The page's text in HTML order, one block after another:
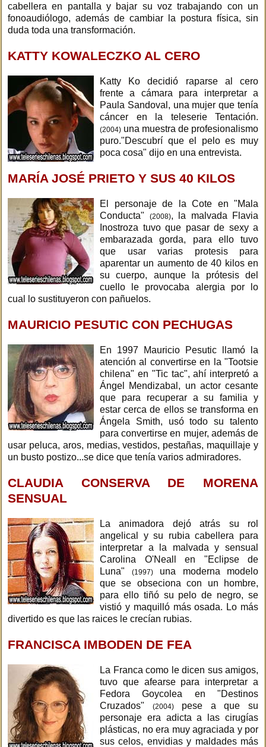
cabellera en pantalla y bajar su voz trabajando con un
fonoaudiólogo, además de cambiar la postura física, sin
duda toda una transformación.
KATTY KOWALECZKO AL CERO
Katty Ko decidió raparse al cero
frente a cámara para interpretar a
Paula Sandoval, una mujer que tenía
cáncer en la teleserie Tentación.
(2004) una muestra de profesionalismo
puro."Descubrí que el pelo es muy
poca cosa" dijo en una entrevista.
MARÍA JOSÉ PRIETO Y SUS 40 KILOS
El personaje de la Cote en "Mala
Conducta"
(2008), la malvada Flavia
Inostroza tuvo que pasar de sexy a
embarazada gorda, para ello tuvo
que usar varias protesis para
aparentar un aumento de 40 kilos en
su cuerpo, aunque la prótesis del
cuello le provocaba alergia por lo
cual lo sustituyeron con pañuelos.
MAURICIO PESUTIC CON PECHUGAS
En 1997 Mauricio Pesutic llamó la
atención al convertirse en la "Tootsie
chilena" en "Tic tac", ahí interpretó a
Ángel Mendizabal, un actor cesante
que para recuperar a su familia y
estar cerca de ellos se transforma en
Ángela Smith, usó todo su talento
para convertirse en mujer, además de
usar peluca, aros, medias, vestidos, pestañas, maquillaje y
un busto postizo...se dice que tenía varios admiradores.
CLAUDIA CONSERVA DE MORENA
SENSUAL
La animadora dejó atrás su rol
angelical y su rubia cabellera para
interpretar a la malvada y sensual
Carolina O'Neall en "Eclipse de
Luna"
(1997)una moderna modelo
que se obseciona con un hombre,
para ello tiñó su pelo de negro, se
vistió y maquilló más osada. Lo más
divertido es que las raices le crecían rubias.
FRANCISCA IMBODEN DE FEA
La Franca como le dicen sus amigos,
tuvo que afearse para interpretar a
Fedora Goycolea en "Destinos
Cruzados"
(2004)pese a que su
personaje era adicta a las cirugías
plásticas, no era muy agraciada y por
sus celos, envidias y maldades más